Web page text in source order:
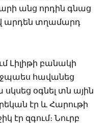
անց որդին գնաց
արդեն տղամարդ
Լիլիթի բանակի
հավանեց
սկսեց օգնել տն ային
էր և Հարութի
էր զգում։ Նուրբ